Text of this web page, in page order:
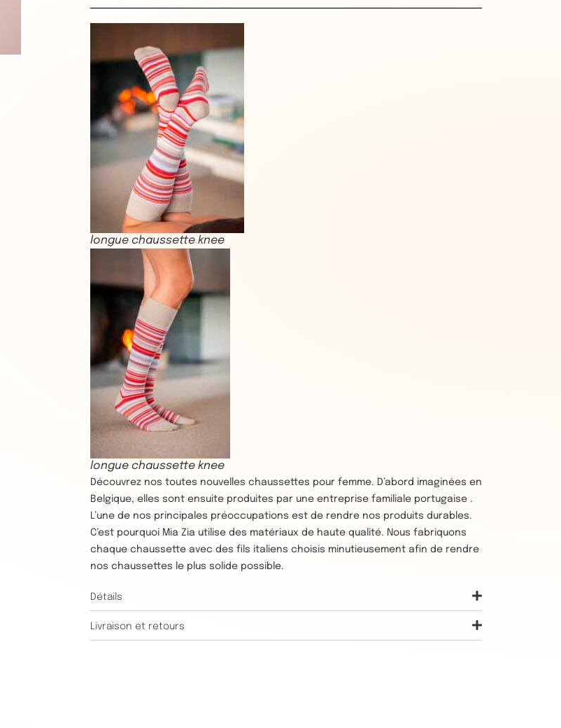
longue chaussette knee
longue chaussette knee
Découvrez nos toutes nouvelles chaussettes pour femme. D’abord imaginées en
Belgique, elles sont ensuite produites par une entreprise familiale portugaise .
L’une de nos principales préoccupations est de rendre nos produits durables.
C’est pourquoi Mia Zia utilise des matériaux de haute qualité. Nous fabriquons
chaque chaussette avec des fils italiens choisis minutieusement afin de rendre
nos chaussettes le plus solide possible.
Détails
Livraison et retours